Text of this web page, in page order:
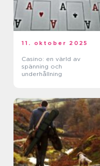
11. oktober 2025
Casino: en värld av
spänning och
underhållning